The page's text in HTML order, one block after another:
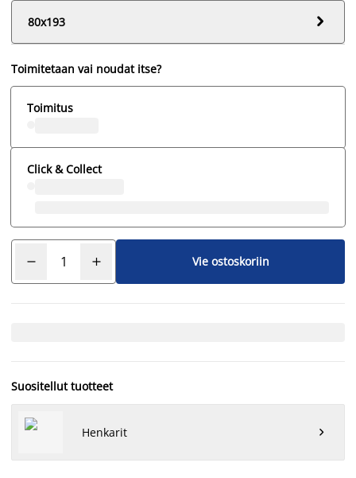
80x193

Toimitetaan vai noudat itse?
Toimitus
Click & Collect
Vie ostoskoriin
Suositellut tuotteet
Henkarit 